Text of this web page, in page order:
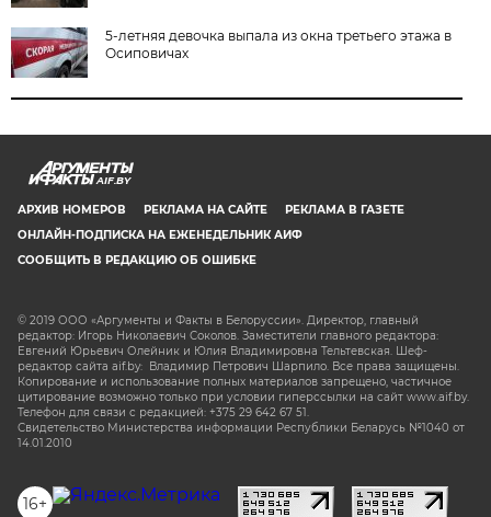
5-летняя девочка выпала из окна третьего этажа в
Осиповичах
AIF.BY
АРХИВ НОМЕРОВ РЕКЛАМА НА САЙТЕ
РЕКЛАМА В ГАЗЕТЕ
ОНЛАЙН-ПОДПИСКА НА ЕЖЕНЕДЕЛЬНИК АИФ
СООБЩИТЬ В РЕДАКЦИЮ ОБ ОШИБКЕ
© 2019 ООО «Аргументы и Факты в Белоруссии». Директор, главный
редактор: Игорь Николаевич Соколов. Заместители главного редактора:
Евгений Юрьевич Олейник и Юлия Владимировна Тельтевская. Шеф-
редактор сайта aif.by: Владимир Петрович Шарпило. Все права защищены.
Копирование и использование полных материалов запрещено, частичное
цитирование возможно только при условии гиперссылки на сайт www.aif.by.
Телефон для связи с редакцией: +375 29 642 67 51.
Свидетельство Министерства информации Республики Беларусь №1040 от
14.01.2010
16+